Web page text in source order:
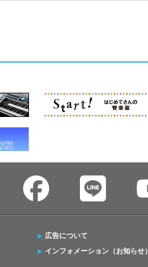
広告について
インフォメーション（お知らせ）